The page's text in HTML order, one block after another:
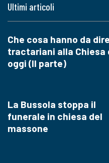
Ultimi articoli
Che cosa hanno da
tractariani alla Chiesa
oggi (II parte)
La Bussola stoppa il
funerale in chiesa del
massone